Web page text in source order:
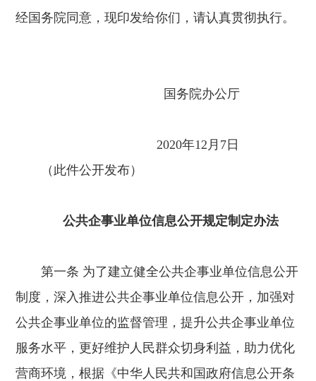
经国务院同意，现印发给你们，请认真贯彻执行。
国务院办公厅
2020年12月7日
（此件公开发布）
公共企事业单位信息公开规定制定办法
第一条 为了建立健全公共企事业单位信息公开
制度，深入推进公共企事业单位信息公开，加强对
公共企事业单位的监督管理，提升公共企事业单位
服务水平，更好维护人民群众切身利益，助力优化
营商环境，根据《中华人民共和国政府信息公开条